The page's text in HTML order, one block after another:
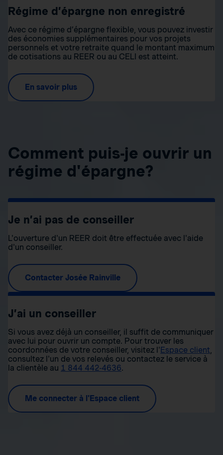
Régime d’épargne non enregistré
Avec ce régime d’épargne flexible, vous pouvez investir
des économies supplémentaires pour vos projets
personnels et votre retraite quand le montant maximum
de cotisations au REER ou au CELI est atteint.
En savoir plus
Comment puis-je ouvrir un
régime d'épargne?
Je n’ai pas de conseiller
L'ouverture d'un REER doit être effectuée avec l'aide
d'un conseiller.
Contacter Josée Rainville
J’ai un conseiller
Si vous avez déjà un conseiller, il suffit de communiquer
avec lui pour ouvrir un compte. Pour trouver les
coordonnées de votre conseiller, visitez l' Espace client,
consultez l'un de vos relevés ou contactez le service à
la clientèle au 1 844 442-4636.
Me connecter à l'Espace client